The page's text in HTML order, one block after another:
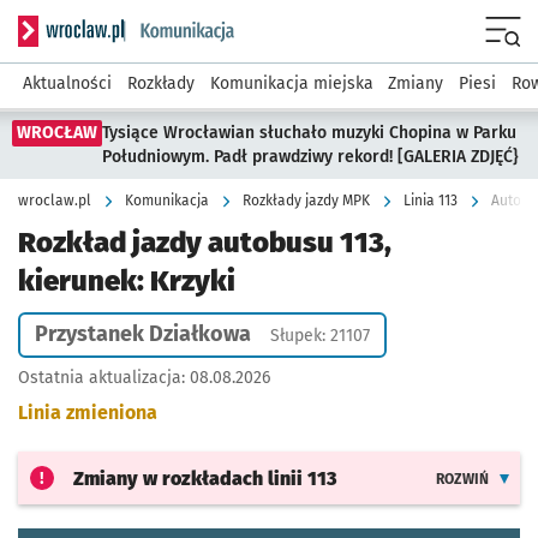
Serwis informacyjny wroclaw.pl podserwis: Komunikacja
Aktualności Rozkłady Komunikacja miejska Zmiany Piesi
WROCŁAW Tysiące Wrocławian słuchało muzyki Chopina w Parku
Południowym. Padł prawdziwy rekord! [GALERIA ZDJĘĆ}
wroclaw.pl Komunikacja Rozkłady jazdy MPK Linia 113
Rozkład jazdy autobusu 113,
kierunek: Krzyki
Przystanek Działkowa Słupek: 21107
Ostatnia aktualizacja: 08.08.2026
Linia zmieniona
Zmiany w rozkładach linii 113 ROZWIŃ